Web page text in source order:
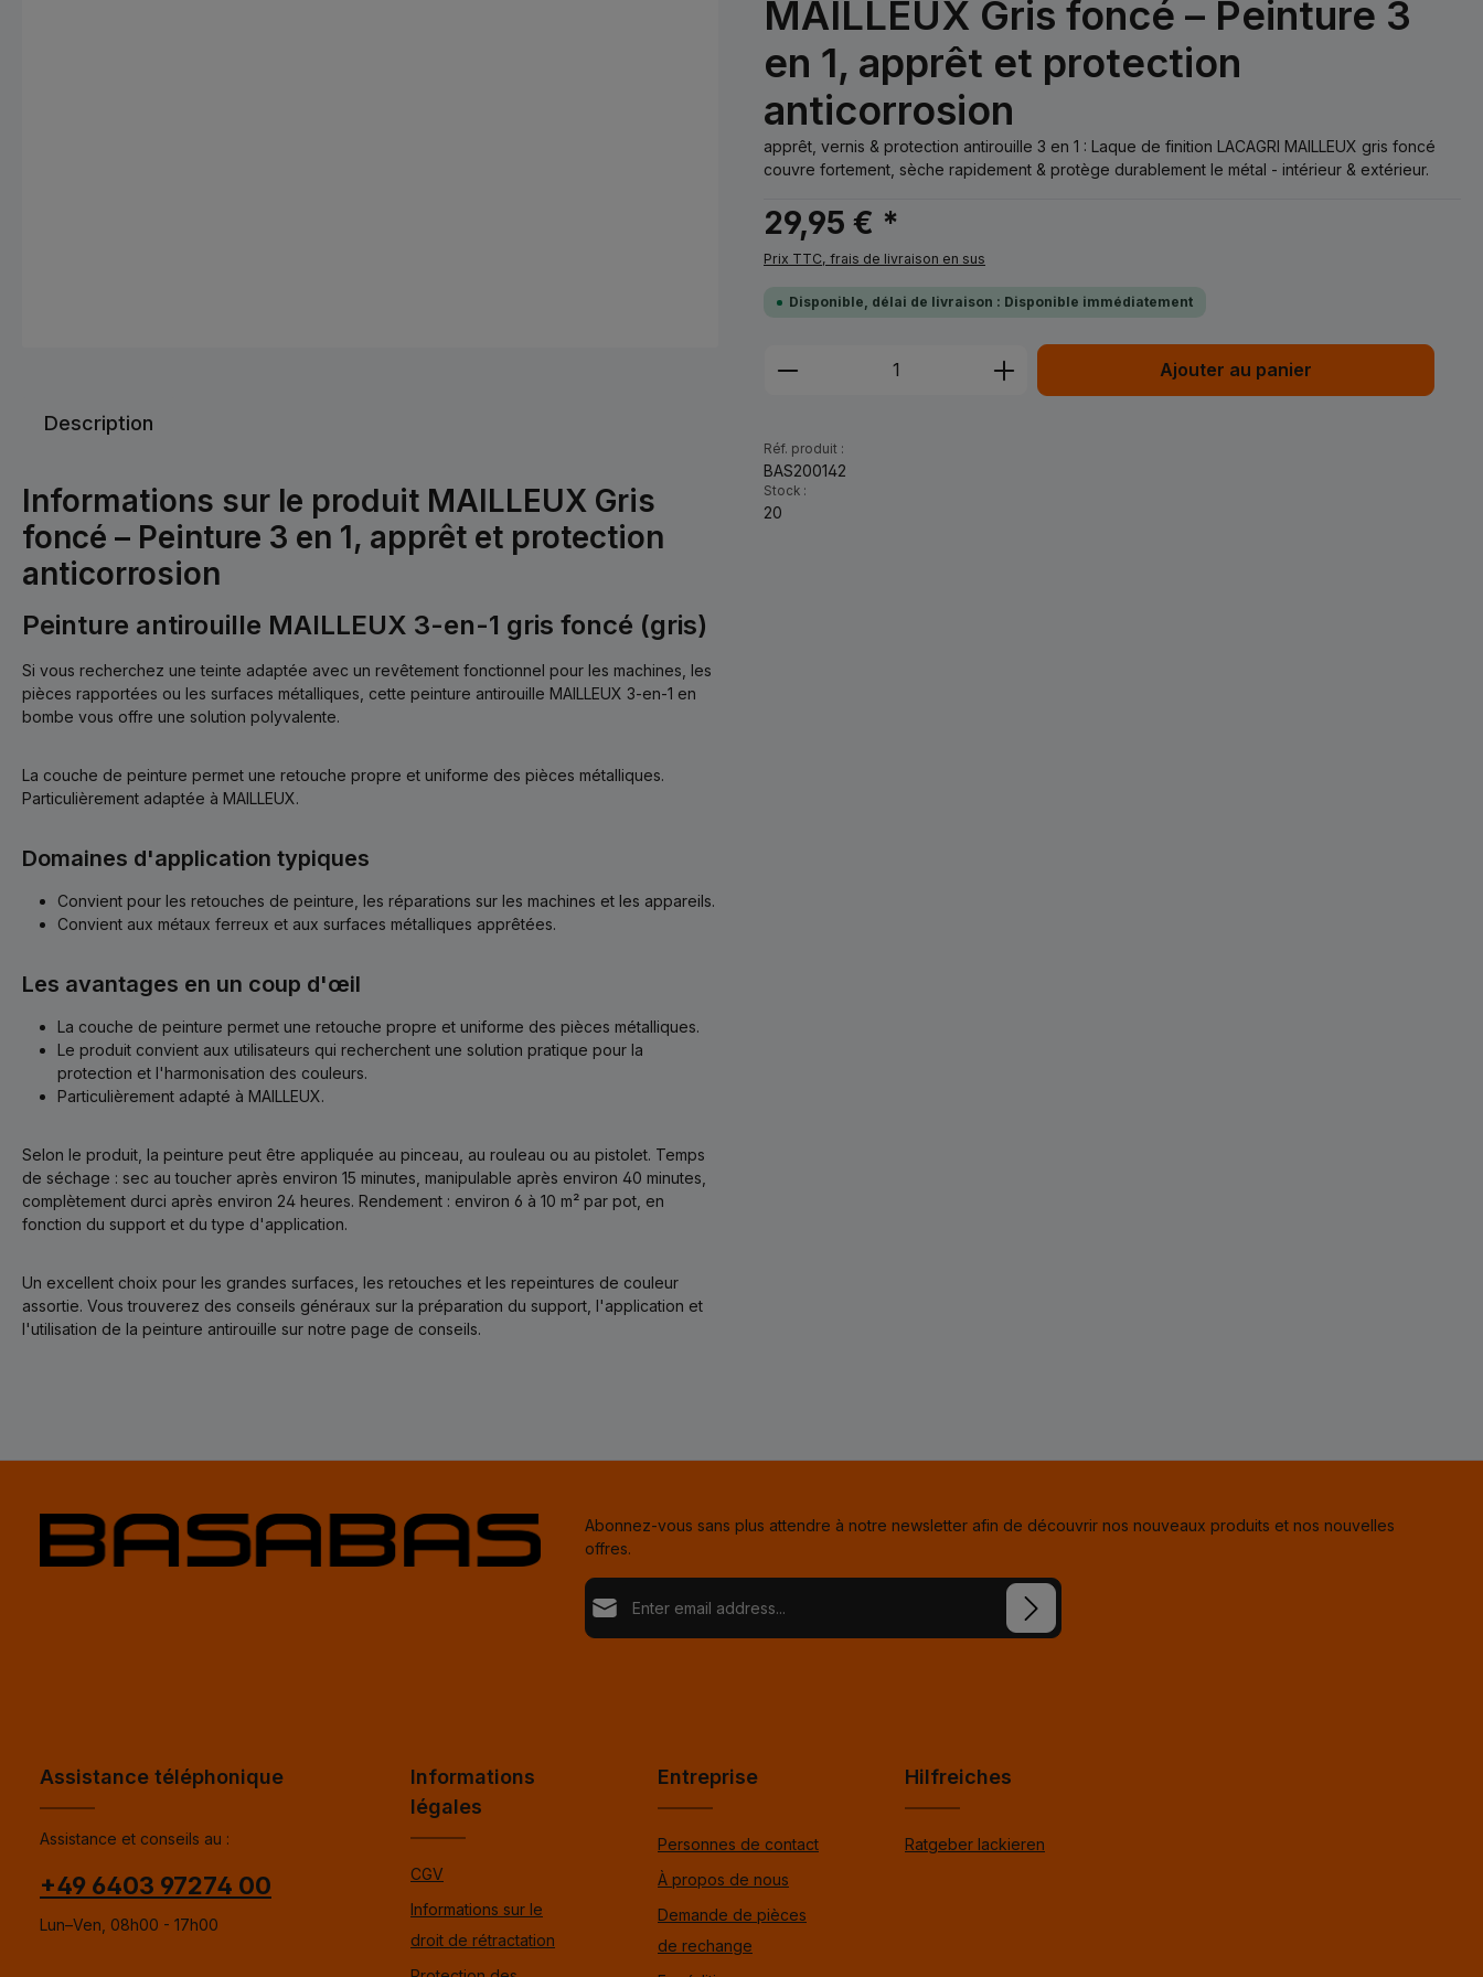
MAILLEUX Gris foncé – Peinture 3
en 1, apprêt et protection
anticorrosion
apprêt, vernis & protection antirouille 3 en 1 : Laque de finition LACAGRI MAILLEUX gris foncé
couvre fortement, sèche rapidement & protège durablement le métal - intérieur & extérieur.
29,95 € *
Prix TTC, frais de livraison en sus
Disponible, délai de livraison : Disponible immédiatement
Quantité de produit : Entrez la quantité souhaitée ou
Ajouter au panier
Réf. produit :
BAS200142
Stock :
20
Description
Informations sur le produit MAILLEUX Gris
foncé – Peinture 3 en 1, apprêt et protection
anticorrosion
Peinture antirouille MAILLEUX 3-en-1 gris foncé (gris)
Si vous recherchez une teinte adaptée avec un revêtement fonctionnel pour les machines, les
pièces rapportées ou les surfaces métalliques, cette peinture antirouille MAILLEUX 3-en-1 en
bombe vous offre une solution polyvalente.
La couche de peinture permet une retouche propre et uniforme des pièces métalliques.
Particulièrement adaptée à MAILLEUX.
Domaines d'application typiques
Convient pour les retouches de peinture, les réparations sur les machines et les appareils.
Convient aux métaux ferreux et aux surfaces métalliques apprêtées.
Les avantages en un coup d'œil
La couche de peinture permet une retouche propre et uniforme des pièces métalliques.
Le produit convient aux utilisateurs qui recherchent une solution pratique pour la
protection et l'harmonisation des couleurs.
Particulièrement adapté à MAILLEUX.
Selon le produit, la peinture peut être appliquée au pinceau, au rouleau ou au pistolet. Temps
de séchage : sec au toucher après environ 15 minutes, manipulable après environ 40 minutes,
complètement durci après environ 24 heures. Rendement : environ 6 à 10 m² par pot, en
fonction du support et du type d'application.
Un excellent choix pour les grandes surfaces, les retouches et les repeintures de couleur
assortie. Vous trouverez des conseils généraux sur la préparation du support, l'application et
l'utilisation de la peinture antirouille sur notre page de conseils.
Abonnez-vous sans plus attendre à notre newsletter afin de découvrir nos nouveaux produits et nos nouvelles
offres.
Adresse e-mail*
Assistance téléphonique
Assistance et conseils au :
+49 6403 97274 00
Lun–Ven, 08h00 - 17h00
Informations
légales
CGV
Informations sur le
droit de rétractation
Entreprise
Personnes de contact
À propos de nous
Demande de pièces
de rechange
Hilfreiches
Ratgeber lackieren